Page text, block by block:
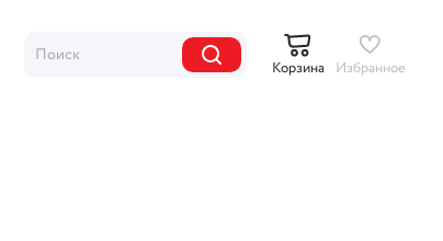
Корзина Избранное